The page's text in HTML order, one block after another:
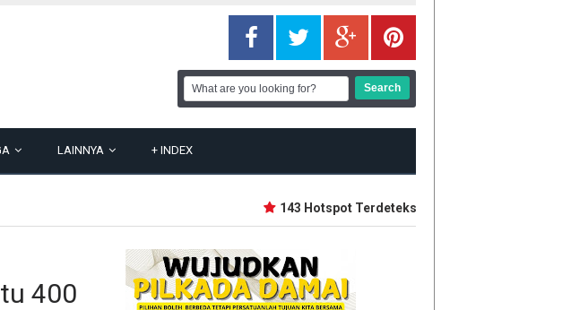
LAINNYA + INDEX
143 Hotspot Terdeteksi di Riau, Rohil Terbanyak
400